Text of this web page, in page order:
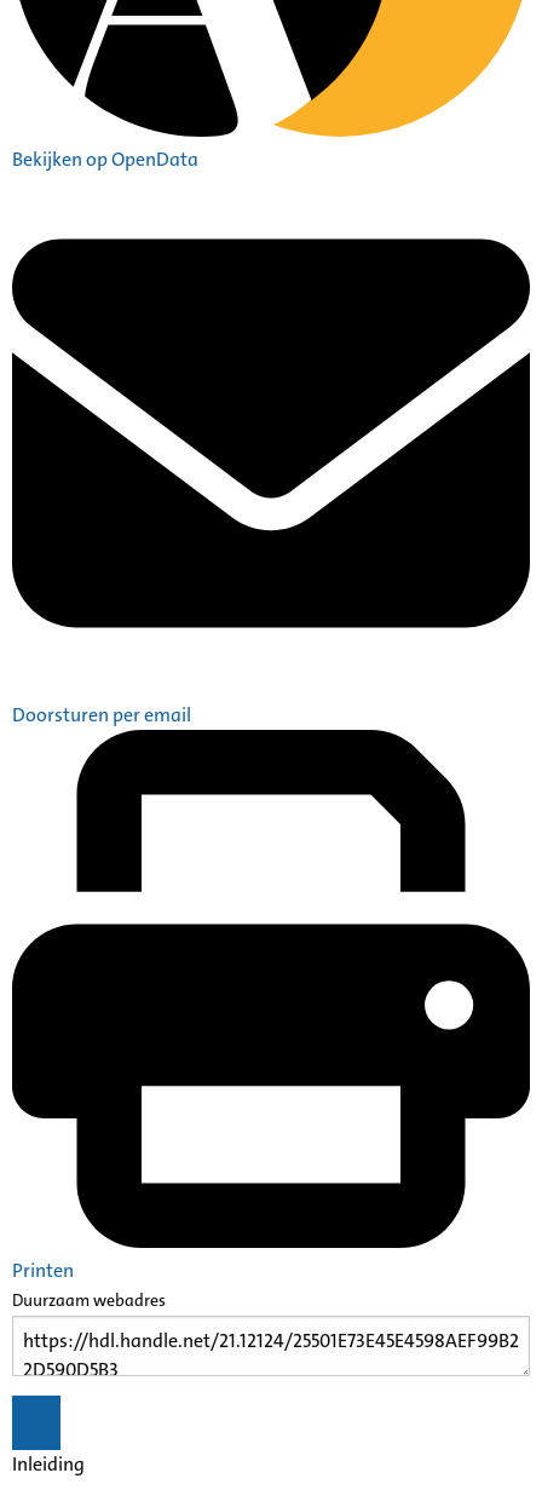
Bekijken op OpenData
Doorsturen per email
Printen
Duurzaam webadres
Inleiding